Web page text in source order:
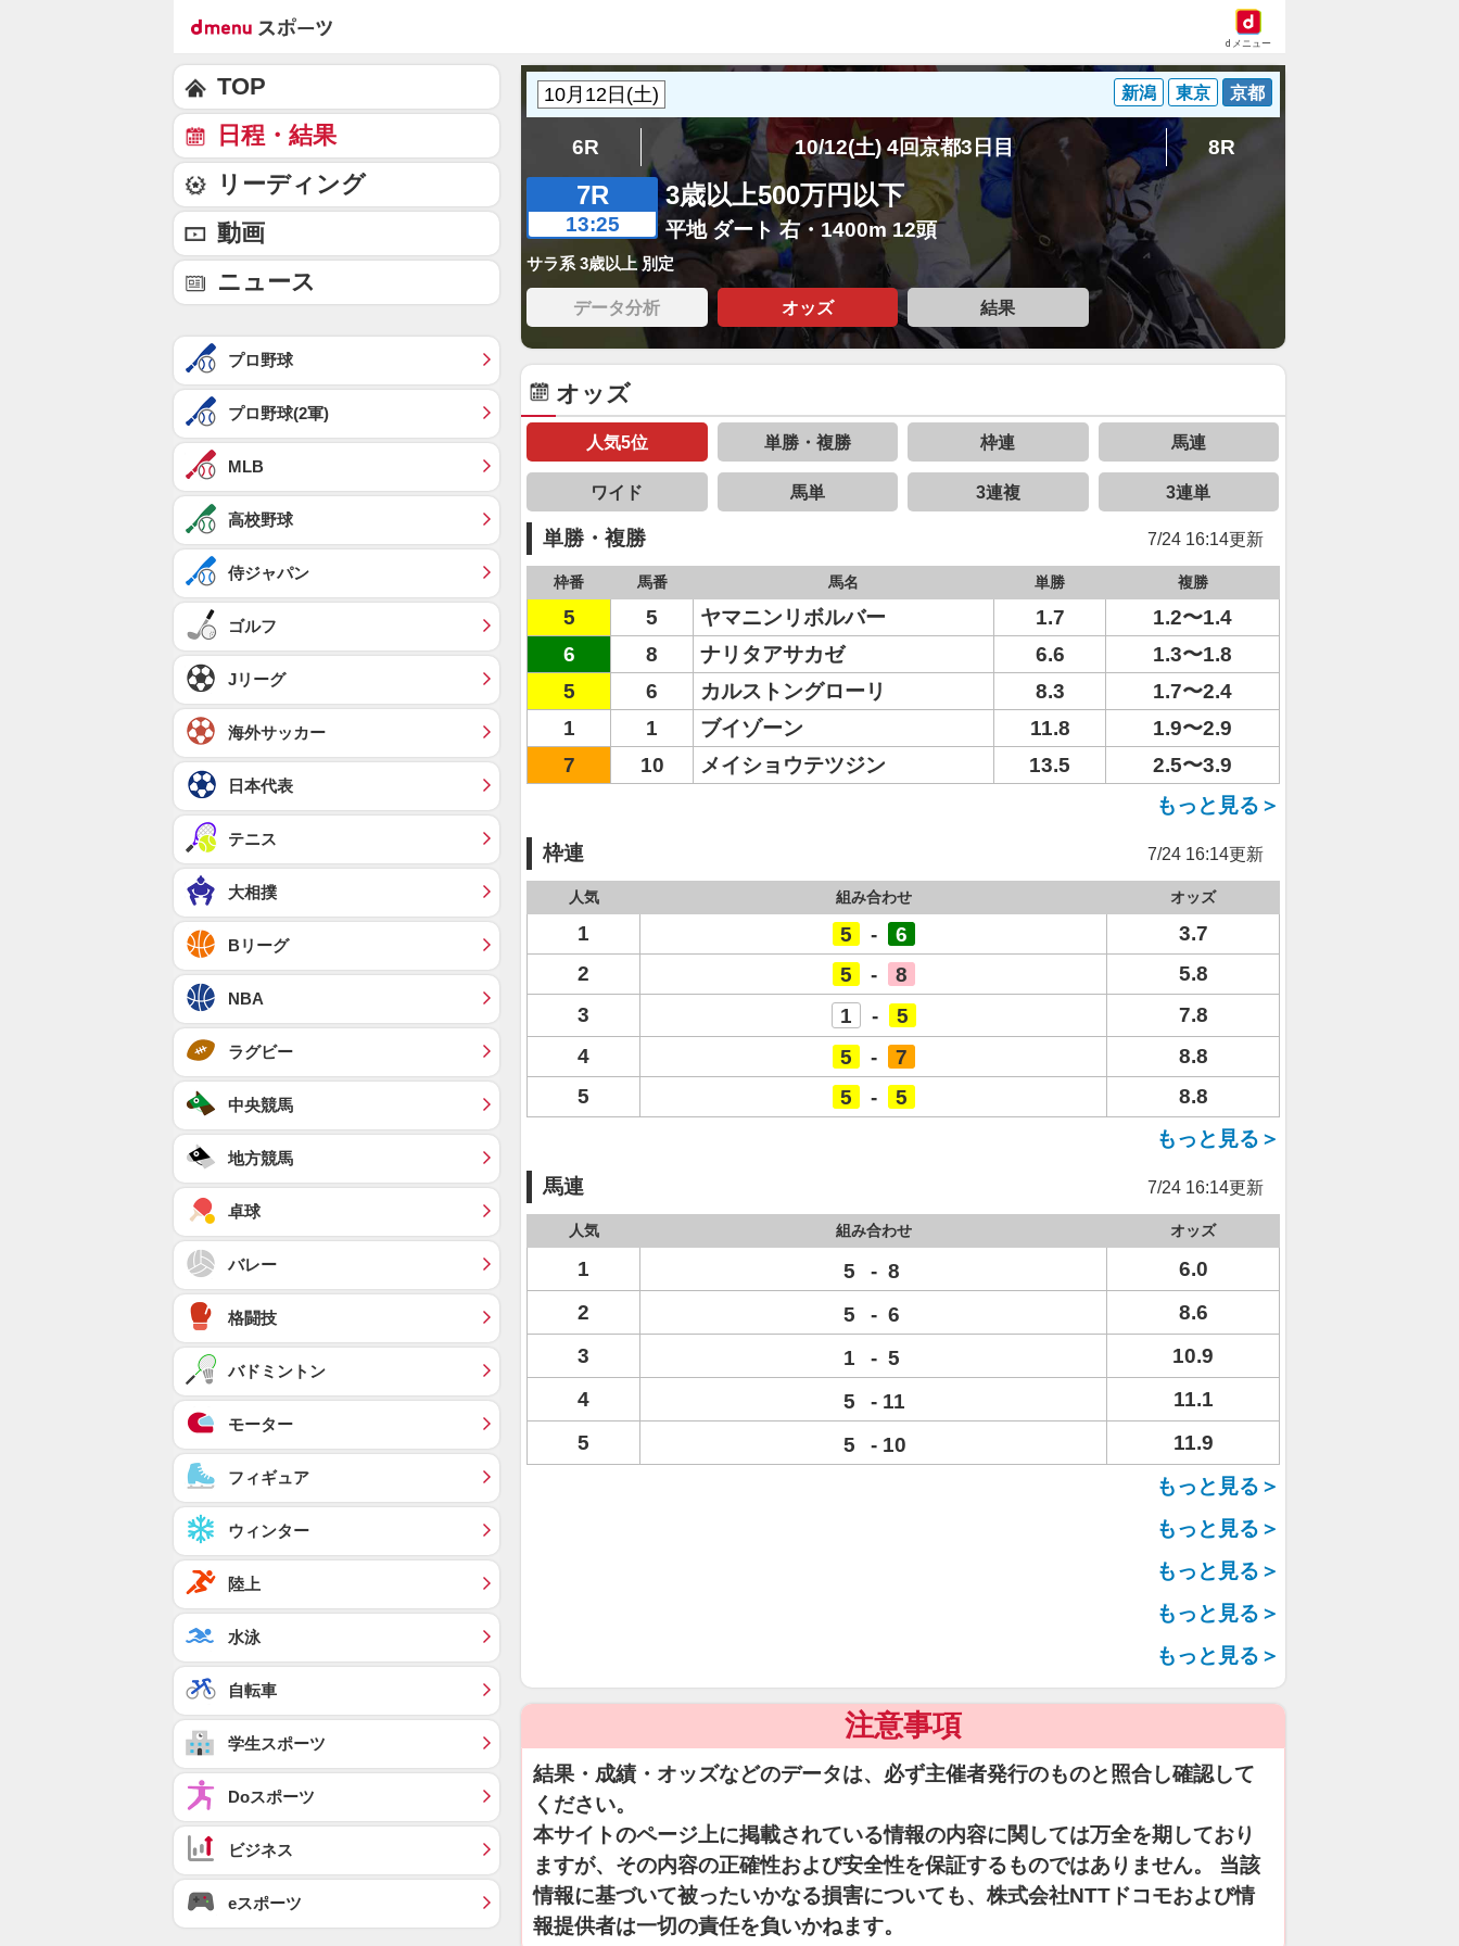
dメニュー
新潟 東京 京都
6R 10/12(土) 4回京都3日目 8R
7R
13:25
3歳以上500万円以下
平地 ダート 右・1400m 12頭
サラ系 3歳以上 別定
データ分析 オッズ 結果
オッズ
人気5位 単勝・複勝 枠連 馬連
ワイド 馬単 3連複 3連単
単勝・複勝 7/24 16:14更新
枠番 馬番 馬名 単勝 複勝
5 5 ヤマニンリボルバー 1.7
1.2〜1.4
6
8 ナリタアサカゼ 6.6
1.3〜1.8
5
6 カルストングローリ 8.3
1.7〜2.4
1
1 ブイゾーン 11.8
1.9〜2.9
7
10 メイショウテツジン 13.5
2.5〜3.9
もっと見る＞
枠連 7/24 16:14更新
人気 組み合わせ オッズ
1 5 - 6
3.7
2
5 - 8
5.8
3
1 - 5
7.8
4
5 - 7
8.8
5
5 - 5
8.8
もっと見る＞
馬連 7/24 16:14更新
人気 組み合わせ オッズ
1 5 - 8
6.0
2
5 - 6
8.6
3
1 - 5
10.9
4
5 - 11
11.1
5
5 - 10
11.9
もっと見る＞
もっと見る＞
もっと見る＞
もっと見る＞
もっと見る＞
注意事項
結果・成績・オッズなどのデータは、必ず主催者発行のものと照合し確認して
ください。
本サイトのページ上に掲載されている情報の内容に関しては万全を期しており
ますが、その内容の正確性および安全性を保証するものではありません。 当該
情報に基づいて被ったいかなる損害についても、株式会社NTTドコモおよび情
報提供者は一切の責任を負いかねます。
TOP
日程・結果
リーディング
動画
ニュース
プロ野球
プロ野球(2軍)
MLB
高校野球
侍ジャパン
ゴルフ
Jリーグ
海外サッカー
日本代表
テニス
大相撲
Bリーグ
NBA
ラグビー
中央競馬
地方競馬
卓球
バレー
格闘技
バドミントン
モーター
フィギュア
ウィンター
陸上
水泳
自転車
学生スポーツ
Doスポーツ
ビジネス
eスポーツ